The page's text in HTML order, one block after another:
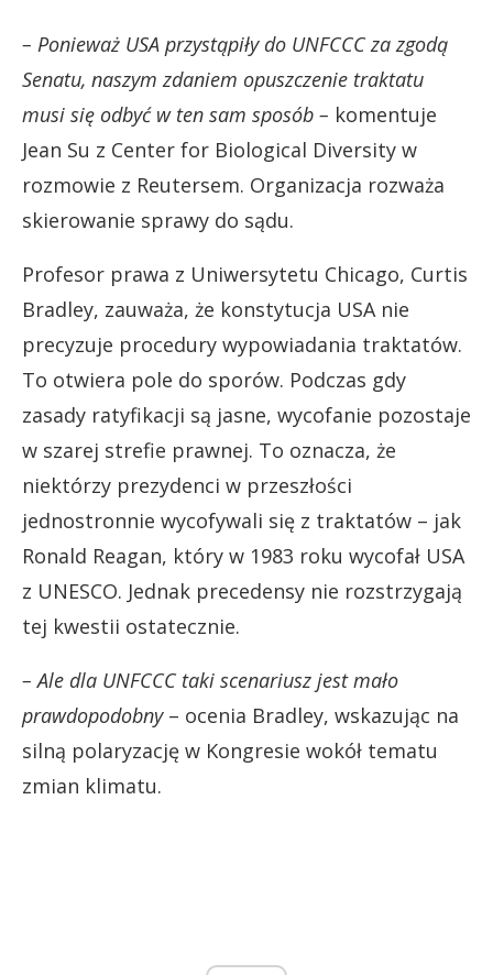
– Ponieważ USA przystąpiły do UNFCCC za zgodą
Senatu, naszym zdaniem opuszczenie traktatu
musi się odbyć w ten sam sposób – komentuje
Jean Su z Center for Biological Diversity w
rozmowie z Reutersem. Organizacja rozważa
skierowanie sprawy do sądu.
Profesor prawa z Uniwersytetu Chicago, Curtis
Bradley, zauważa, że konstytucja USA nie
precyzuje procedury wypowiadania traktatów.
To otwiera pole do sporów. Podczas gdy
zasady ratyfikacji są jasne, wycofanie pozostaje
w szarej strefie prawnej. To oznacza, że
niektórzy prezydenci w przeszłości
jednostronnie wycofywali się z traktatów – jak
Ronald Reagan, który w 1983 roku wycofał USA
z UNESCO. Jednak precedensy nie rozstrzygają
tej kwestii ostatecznie.
– Ale dla UNFCCC taki scenariusz jest mało
prawdopodobny– ocenia Bradley, wskazując na
silną polaryzację w Kongresie wokół tematu
zmian klimatu.